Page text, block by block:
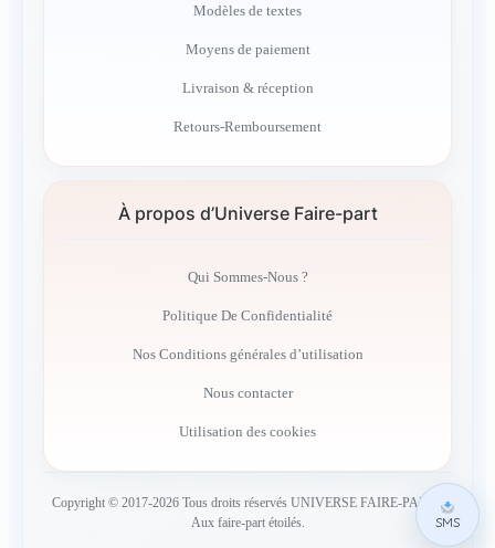
Modèles de textes
Moyens de paiement
Livraison & réception
Retours-Remboursement
À propos d’Universe Faire-part
Qui Sommes-Nous ?
Politique De Confidentialité
Nos Conditions générales d’utilisation
Nous contacter
Utilisation des cookies
Copyright © 2017-2026 Tous droits réservés UNIVERSE FAIRE-PART –
Aux faire-part étoilés.
SMS